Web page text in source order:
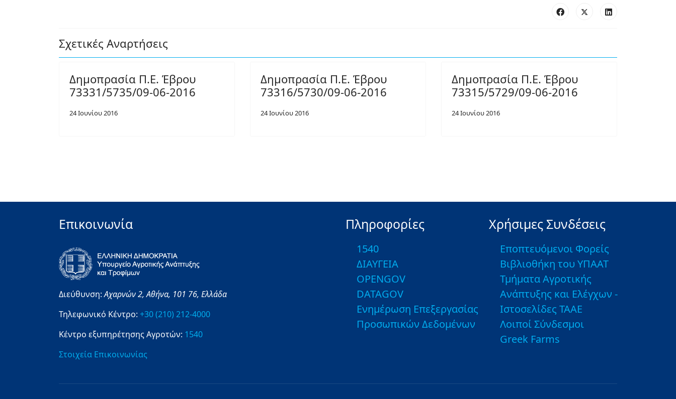
Σχετικές Αναρτήσεις
Δημοπρασία Π.Ε. Έβρου
73331/5735/09-06-2016
24 Ιουνίου 2016
Δημοπρασία Π.Ε. Έβρου
73316/5730/09-06-2016
24 Ιουνίου 2016
Δημοπρασία Π.Ε. Έβρου
73315/5729/09-06-2016
24 Ιουνίου 2016
Επικοινωνία
Διεύθυνση:Αχαρνών 2,Αθήνα, 101 76, Ελλάδα
Τηλεφωνικό Κέντρο: +30 (210) 212-4000
Κέντρο εξυπηρέτησης Αγροτών: 1540
Στοιχεία Επικοινωνίας
Πληροφορίες
1540
ΔΙΑΥΓΕΙΑ
OPENGOV
DATAGOV
Ενημέρωση Επεξεργασίας
Προσωπικών Δεδομένων
Χρήσιμες Συνδέσεις
Εποπτευόμενοι Φορείς
Βιβλιοθήκη του ΥΠΑΑΤ
Τμήματα Αγροτικής
Ανάπτυξης και Ελέγχων -
Ιστοσελίδες ΤΑΑΕ
Λοιποί Σύνδεσμοι
Greek Farms